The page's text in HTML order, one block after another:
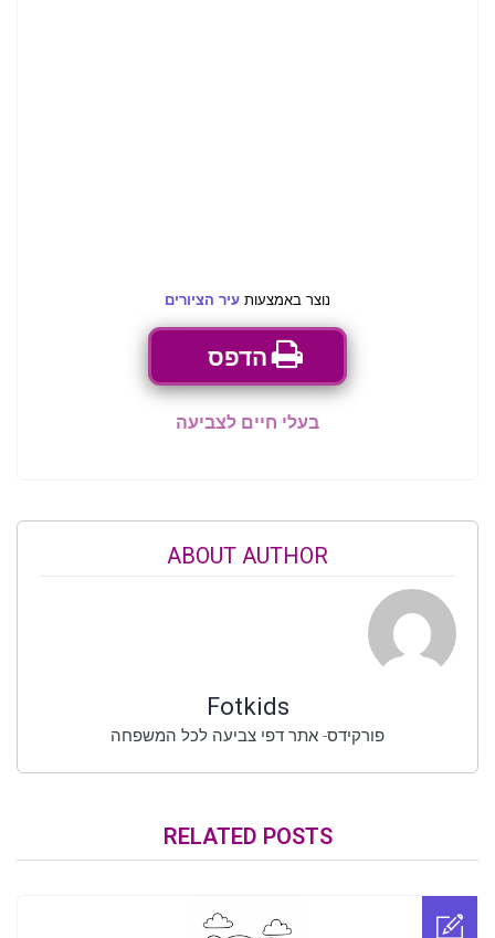
נוצר באמצעות עיר הציורים
הדפס
בעלי חיים לצביעה
ABOUT AUTHOR
Fotkids
פורקידס- אתר דפי צביעה לכל המשפחה
RELATED POSTS